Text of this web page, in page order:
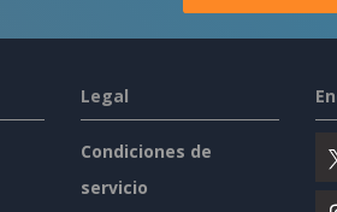
Legal
Condiciones de
servicio